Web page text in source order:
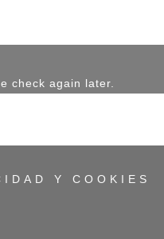
check again later.
Y COOKIES